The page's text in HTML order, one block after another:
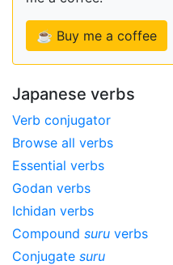
☕ Buy me a coffee
Japanese verbs
Verb conjugator
Browse all verbs
Essential verbs
Godan verbs
Ichidan verbs
Compound suru verbs
Conjugate suru